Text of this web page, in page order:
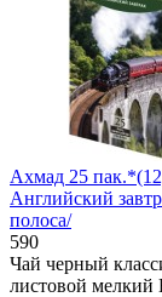
Ахмад 25
Английский
полоса/
590
Чай черный
листовой мелкий